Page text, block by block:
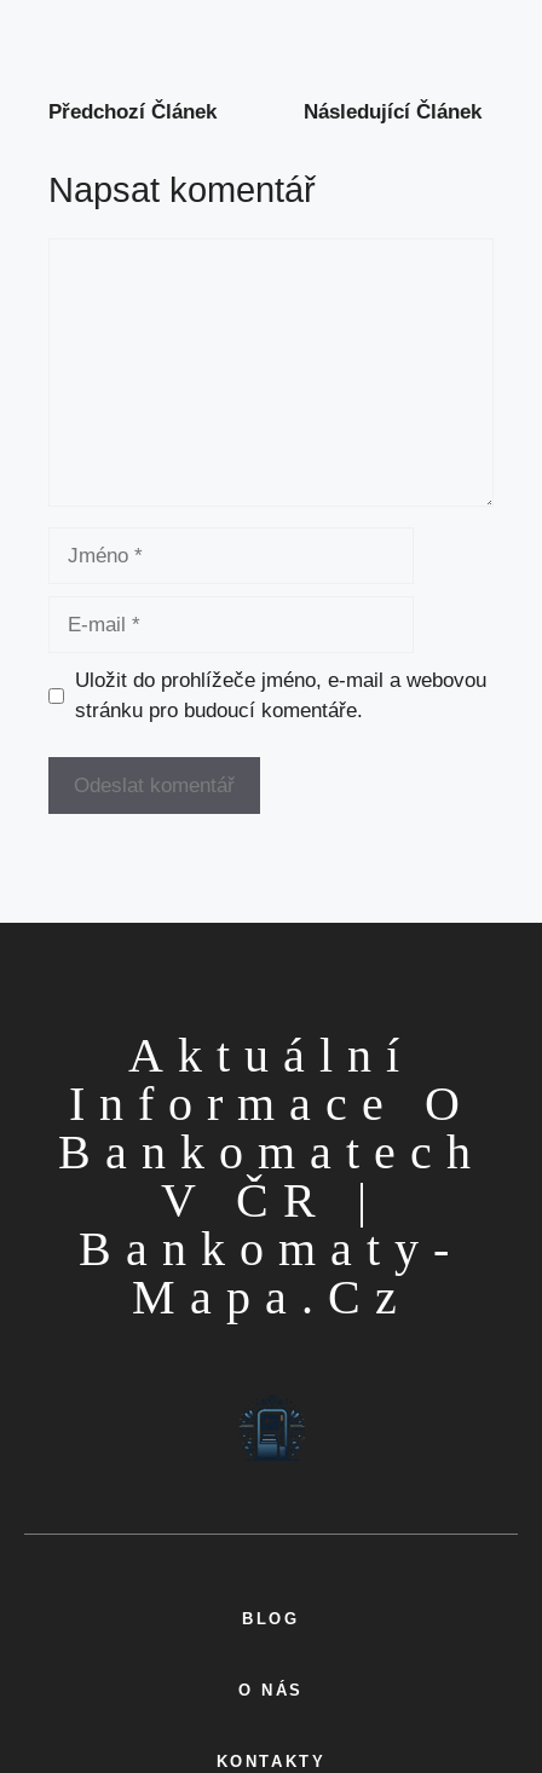
Předchozí Článek Následující Článek
Napsat komentář
Jméno
Uložit do prohlížeče jméno, e-mail a webovou
stránku pro budoucí komentáře.
Aktuální
Informace O
Bankomatech
V ČR |
Bankomaty-
Mapa.cz
BLOG
O NÁS
KONTAKTY